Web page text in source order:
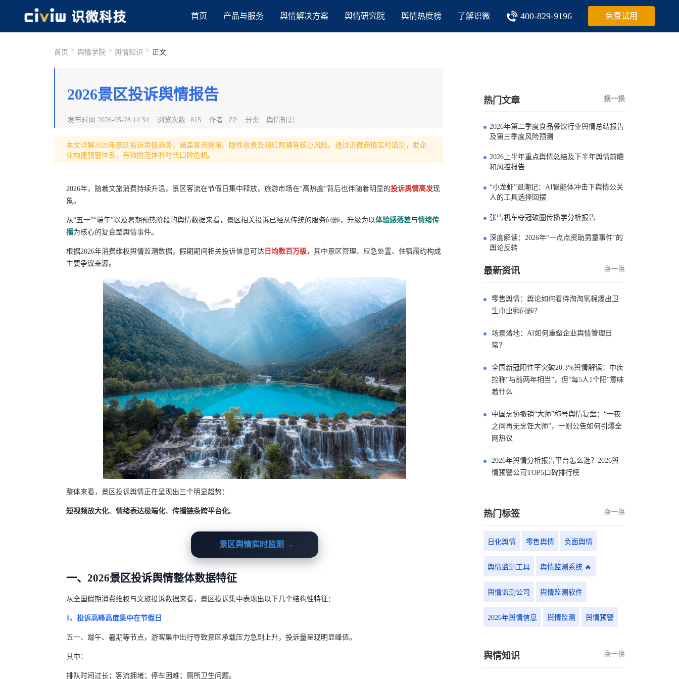
首页 产品与服务 舆情解决方案 舆情研究院 舆情热度榜 了解识微 400-829-9196 免费试用
首页 > 舆情学院 > 舆情知识 > 正文
2026景区投诉舆情报告
发布时间 :2026-05-28 14:54 浏览次数 : 815 作者 : ZP 分类 : 舆情知识
本文详解2026年景区投诉舆情趋势，涵盖客流拥堵、隐性收费及网红照骗等核心风险。通过识微商情实时监测，助企
业构建预警体系，有效防范体验时代口碑危机。
2026年，随着文旅消费持续升温，景区客流在节假日集中释放，旅游市场在“高热度”背后也伴随着明显的投诉舆情高发现
象。
从“五一”“端午”以及暑期预热阶段的舆情数据来看，景区相关投诉已经从传统的服务问题，升级为以体验感落差与情绪传
播为核心的复合型舆情事件。
根据2026年消费维权舆情监测数据，假期期间相关投诉信息可达 日均数百万级，其中景区管理、应急处置、住宿履约构成
主要争议来源。
整体来看，景区投诉舆情正在呈现出三个明显趋势：
短视频放大化、 情绪表达极端化、 传播链条跨平台化。
景区舆情实时监测 →
一、2026景区投诉舆情整体数据特征
从全国假期消费维权与文旅投诉数据来看，景区投诉集中表现出以下几个结构性特征：
1、投诉高峰高度集中在节假日
五一、端午、暑期等节点，游客集中出行导致景区承载压力急剧上升，投诉量呈现明显峰值。
其中：
排队时间过长；客流拥堵；停车困难；厕所卫生问题。
热门文章 换一换
2026年第二季度食品餐饮行业舆情总结报告
及第三季度风险预测
2026上半年重点舆情总结及下半年舆情前瞻
和风控报告
“小龙虾”退潮记：AI智能体冲击下舆情公关
人的工具选择回摆
张雪机车夺冠破圈传播学分析报告
深度解读：2026年“一点点资助男童事件”的
舆论反转
最新资讯 换一换
零售舆情：舆论如何看待淘淘氧棉爆出卫
生巾虫卵问题？
场景落地：AI如何重塑企业舆情管理日
常？
全国新冠阳性率突破20.3%舆情解读：中疾
控称“与前两年相当”，但“每5人1个阳”意味
着什么
中国烹协撤销“大师”称号舆情复盘：“一夜
之间再无烹饪大师”，一则公告如何引爆全
网热议
2026年舆情分析报告平台怎么选？2026舆
情预警公司TOP5口碑排行榜
热门标签 换一换
日化舆情 零售舆情 负面舆情
舆情监测工具 舆情监测系统 🔥
舆情监测公司 舆情监测软件
2026年舆情信息 舆情监测 舆情预警
舆情知识 换一换